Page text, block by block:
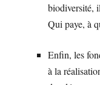
biodiversité,
Qui paye, à
Enfin, les
à la